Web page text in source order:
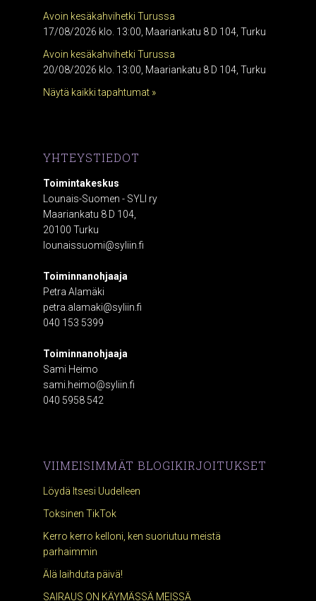
Avoin kesäkahvihetki Turussa
17/08/2026 klo. 13:00, Maariankatu 8 D 104, Turku
Avoin kesäkahvihetki Turussa
20/08/2026 klo. 13:00, Maariankatu 8 D 104, Turku
Näytä kaikki tapahtumat »
YHTEYSTIEDOT
Toimintakeskus
Lounais-Suomen - SYLI ry
Maariankatu 8 D 104,
20100 Turku
lounaissuomi@syliin.fi
Toiminnanohjaaja
Petra Alamäki
petra.alamaki@syliin.fi
040 153 5399
Toiminnanohjaaja
Sami Heimo
sami.heimo@syliin.fi
040 5958 542
VIIMEISIMMÄT BLOGIKIRJOITUKSET
Löydä Itsesi Uudelleen
Toksinen TikTok
Kerro kerro kelloni, ken suoriutuu meistä
parhaimmin
Älä laihduta päivä!
SAIRAUS ON KÄYMÄSSÄ MEISSÄ